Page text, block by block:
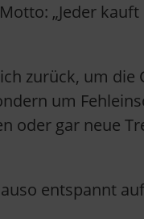
„Jeder
zurück, um die
um
oder gar neue
entspannt